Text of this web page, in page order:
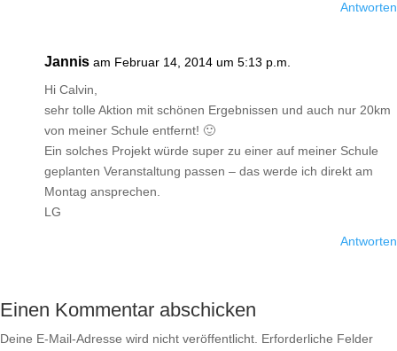
Antworten
Jannis am Februar 14, 2014 um 5:13 p.m.
Hi Calvin,
sehr tolle Aktion mit schönen Ergebnissen und auch nur 20km
von meiner Schule entfernt! 🙂
Ein solches Projekt würde super zu einer auf meiner Schule
geplanten Veranstaltung passen – das werde ich direkt am
Montag ansprechen.
LG
Antworten
Einen Kommentar abschicken
Deine E-Mail-Adresse wird nicht veröffentlicht. Erforderliche Felder